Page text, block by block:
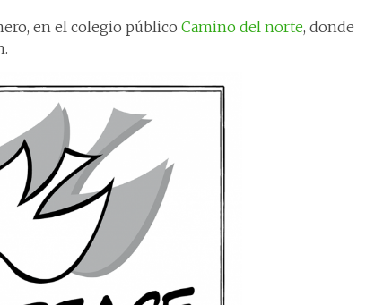
en el colegio público Camino del norte, donde